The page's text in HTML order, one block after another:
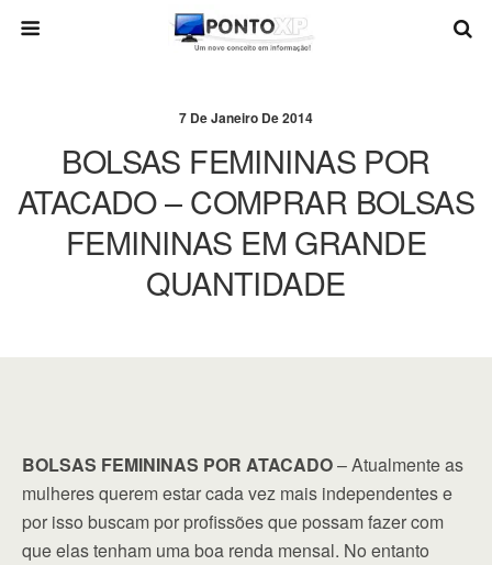
7 De Janeiro De 2014
BOLSAS FEMININAS POR
ATACADO – COMPRAR BOLSAS
FEMININAS EM GRANDE
QUANTIDADE
BOLSAS FEMININAS POR ATACADO– Atualmente as
mulheres querem estar cada vez mais independentes e
por isso buscam por profissões que possam fazer com
que elas tenham uma boa renda mensal. No entanto